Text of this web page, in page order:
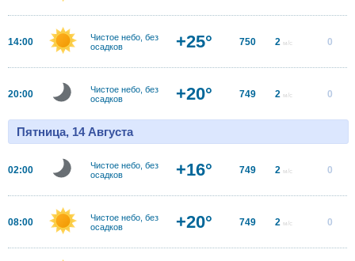
14:00
Чистое небо, без
осадков
+25° 750 2 м/с 0
20:00
Чистое небо, без
осадков
+20° 749 2 м/с 0
Пятница, 14 Августа
02:00
Чистое небо, без
осадков
+16° 749 2 м/с 0
08:00
Чистое небо, без
осадков
+20° 749 2 м/с 0